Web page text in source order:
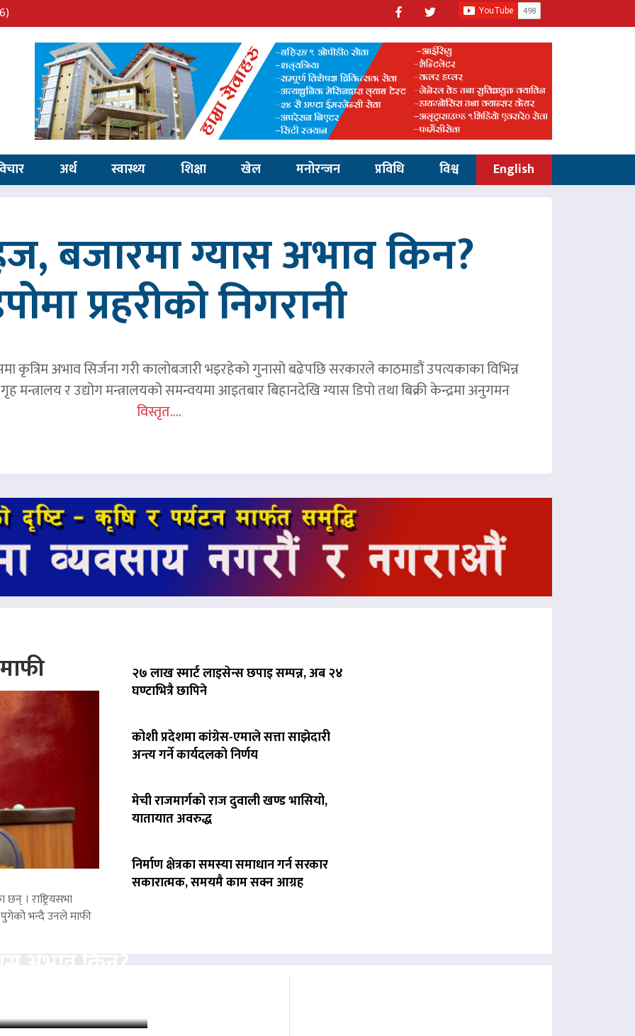
अर्थ स्वास्थ्य शिक्षा खेल मनोरन्जन प्रविधि विश्व English
बजारमा ग्यास अभाव किन?
प्रहरीको निगरानी
कृत्रिम अभाव सिर्जना गरी कालोबजारी भइरहेको गुनासो बढेपछि सरकारले काठमाडौं उपत्यकाका विभिन्न
मन्त्रालय र उद्योग मन्त्रालयको समन्वयमा आइतबार बिहानदेखि ग्यास डिपो तथा बिक्री केन्द्रमा अनुगमन
विस्तृत....
। राष्ट्रियसभा
पुगेको भन्दै उनले माफी
२७ लाख स्मार्ट लाइसेन्स छपाइ सम्पन्न, अब २४
घण्टाभित्रै छापिने
कोशी प्रदेशमा कांग्रेस-एमाले सत्ता साझेदारी
अन्त्य गर्ने कार्यदलको निर्णय
मेची राजमार्गको राज दुवाली खण्ड भासियो,
यातायात अवरुद्ध
निर्माण क्षेत्रका समस्या समाधान गर्न सरकार
सकारात्मक, समयमै काम सक्न आग्रह